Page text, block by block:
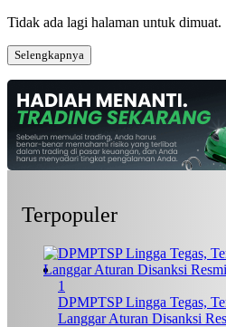
Tidak ada lagi halaman untuk dimuat.
Selengkapnya
Terpopuler
1
DPMPTSP Lingga Tegas,
Langgar Aturan Disanksi